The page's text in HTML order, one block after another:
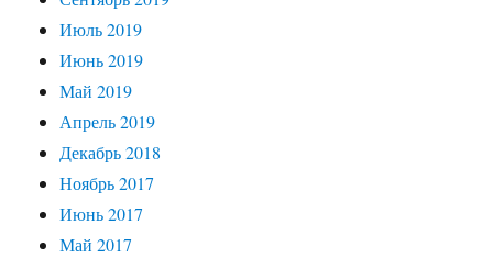
Июль 2019
Июнь 2019
Май 2019
Апрель 2019
Декабрь 2018
Ноябрь 2017
Июнь 2017
Май 2017